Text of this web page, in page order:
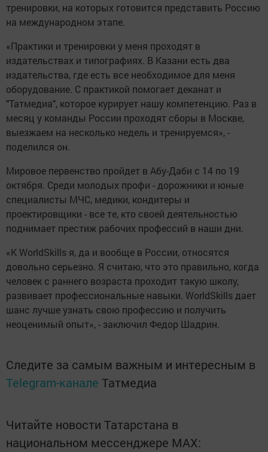
тренировки, на которых готовится представить Россию
на международном этапе.
«Практики и тренировки у меня проходят в
издательствах и типографиях. В Казани есть два
издательства, где есть все необходимое для меня
оборудование. С практикой помогает деканат и
"Татмедиа", которое курирует нашу компетенцию. Раз в
месяц у команды России проходят сборы в Москве,
выезжаем на несколько недель и тренируемся», -
поделился он.
Мировое первенство пройдет в Абу-Даби с 14 по 19
октября. Среди молодых профи - дорожники и юные
специалисты МЧС, медики, кондитеры и
проектировщики - все те, кто своей деятельностью
поднимает престиж рабочих профессий в наши дни.
«К WorldSkills я, да и вообще в России, относятся
довольно серьезно. Я считаю, что это правильно, когда
человек с раннего возраста проходит такую школу,
развивает профессиональные навыки. WorldSkills дает
шанс лучше узнать свою профессию и получить
неоценимый опыт», - заключил Федор Шадрин.
Следите за самым важным и интересным в
Telegram-канале Татмедиа
Читайте новости Татарстана в
национальном мессенджере MАХ: